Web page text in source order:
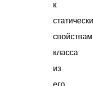
к
свойствам
класса
из
его